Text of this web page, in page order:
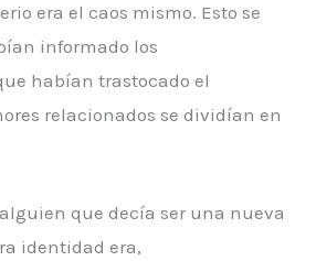
era el caos mismo. Esto se
informado los
habían trastocado el
relacionados se dividían en
que decía ser una nueva
identidad era,